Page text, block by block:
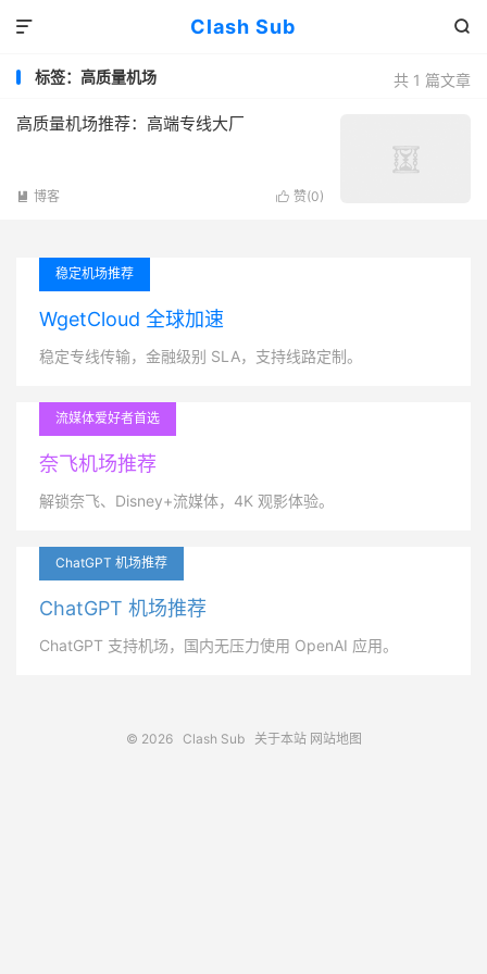
Clash Sub 

共 1 篇文章
标签：高质量机场
高质量机场推荐：高端专线大厂
 赞(0)
 博客
稳定机场推荐
WgetCloud 全球加速
稳定专线传输，金融级别 SLA，支持线路定制。
流媒体爱好者首选
奈飞机场推荐
解锁奈飞、Disney+流媒体，4K 观影体验。
ChatGPT 机场推荐
ChatGPT 机场推荐
ChatGPT 支持机场，国内无压力使用 OpenAI 应用。
© 2026 Clash Sub 关于本站 网站地图